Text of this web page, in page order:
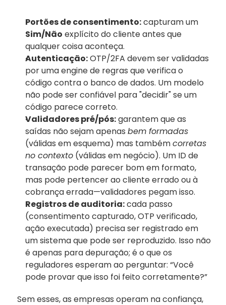
Portões de consentimento:
capturam um
Sim/Não explícito do cliente antes que
qualquer coisa aconteça.
Autenticação: OTP/2FA devem ser validadas
por uma engine de regras que verifica o
código contra o banco de dados. Um modelo
não pode ser confiável para "decidir" se um
código parece correto.
Validadores pré/pós: garantem que as
saídas não sejam apenas bem formadas
(válidas em esquema) mas também corretas
no contexto (válidas em negócio). Um ID de
transação pode parecer bom em formato,
mas pode pertencer ao cliente errado ou à
cobrança errada—validadores pegam isso.
Registros de auditoria: cada passo
(consentimento capturado, OTP verificado,
ação executada) precisa ser registrado em
um sistema que pode ser reproduzido. Isso não
é apenas para depuração; é o que os
reguladores esperam ao perguntar: “Você
pode provar que isso foi feito corretamente?”